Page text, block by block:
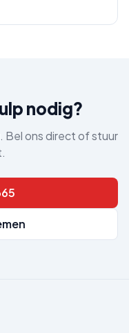
nodig?
Bel ons direct of stuur